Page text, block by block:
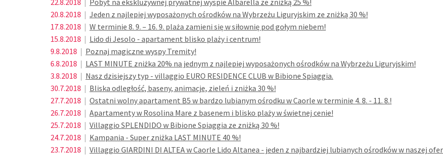
22.8.2018
Pobyt na ekskluzywnej prywatnej wyspie Albarella ze zniżką 25 %!
20.8.2018 | Jeden z najlepiej wyposażonych ośrodków na Wybrzeżu Liguryjskim ze zniżką 30 %!
17.8.2018 | W terminie 8. 9. – 16. 9. plaża zamieni się w siłownię pod gołym niebem!
15.8.2018 | Lido di Jesolo - apartament blisko plaży i centrum!
9.8.2018 | Poznaj magiczne wyspy Tremity!
6.8.2018 | LAST MINUTE zniżka 20% na jednym z najlepiej wyposażonych ośrodków na Wybrzeżu Liguryjskim!
3.8.2018 | Nasz dzisiejszy typ - villaggio EURO RESIDENCE CLUB w Bibione Spiaggia.
30.7.2018 | Bliska odległość, baseny, animacje, zieleń i zniżka 30 %!
27.7.2018 | Ostatni wolny apartament B5 w bardzo lubianym ośrodku w Caorle w terminie 4. 8. - 11. 8.!
26.7.2018 | Apartamenty w Rosolina Mare z basenem i blisko plaży w świetnej cenie!
25.7.2018 | Villaggio SPLENDIDO w Bibione Spiaggia ze zniżką 30 %!
24.7.2018 | Kampania - Super zniżka LAST MINUTE 40 %!
23.7.2018 | Villaggio GIARDINI DI ALTEA w Caorle Lido Altanea - jeden z najbardziej lubianych ośrodków w naszej